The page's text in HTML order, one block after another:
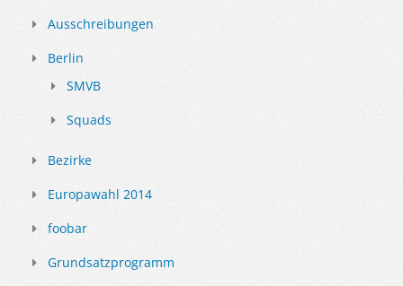
Ausschreibungen
Berlin
SMVB
Squads
Bezirke
Europawahl 2014
foobar
Grundsatzprogramm